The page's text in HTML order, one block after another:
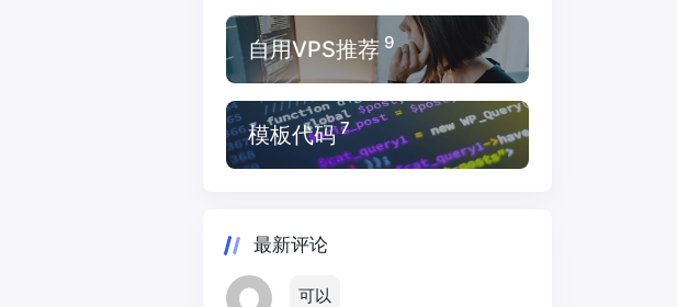
自用VPS推荐 9
模板代码 7
最新评论
可以